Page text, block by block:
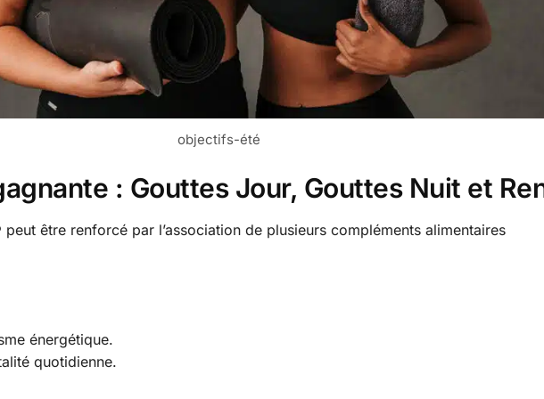
objectifs-été
: Gouttes Jour, Gouttes Nuit et
être renforcé par l’association de plusieurs compléments alimentaires
énergétique.
quotidienne.